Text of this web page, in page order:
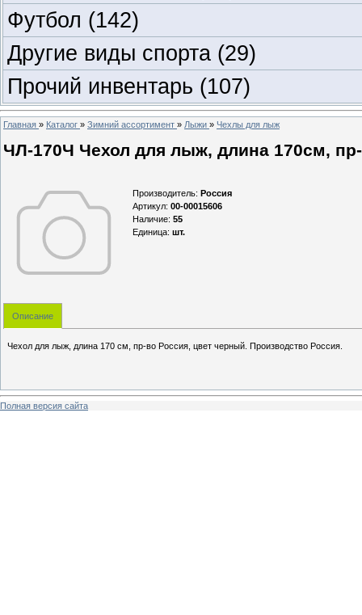
Футбол (142)
Другие виды спорта (29)
Прочий инвентарь (107)
Главная » Каталог » Зимний ассортимент » Лыжи » Чехлы для лыж
ЧЛ-170Ч Чехол для лыж, длина 170см,
Производитель: Россия
Артикул: 00-00015606
Наличие: 55
Единица: шт.
Описание
Чехол для лыж, длина 170 см, пр-во Россия, цвет черный. Производство Россия.
Полная версия сайта